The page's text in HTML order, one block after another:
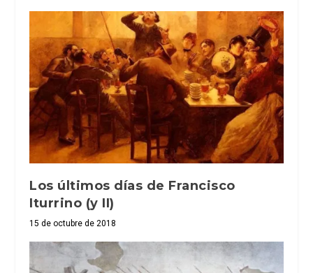
Los últimos días de Francisco
Iturrino (y II)
15 de octubre de 2018